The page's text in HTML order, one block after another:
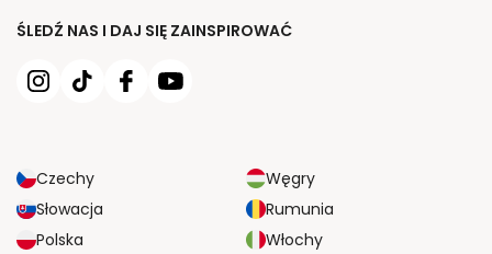
ŚLEDŹ NAS I DAJ SIĘ ZAINSPIROWAĆ
Czechy
Węgry
Słowacja
Rumunia
Polska
Włochy